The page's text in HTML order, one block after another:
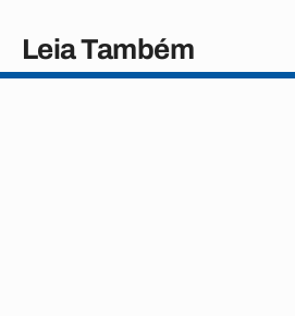
Leia Também